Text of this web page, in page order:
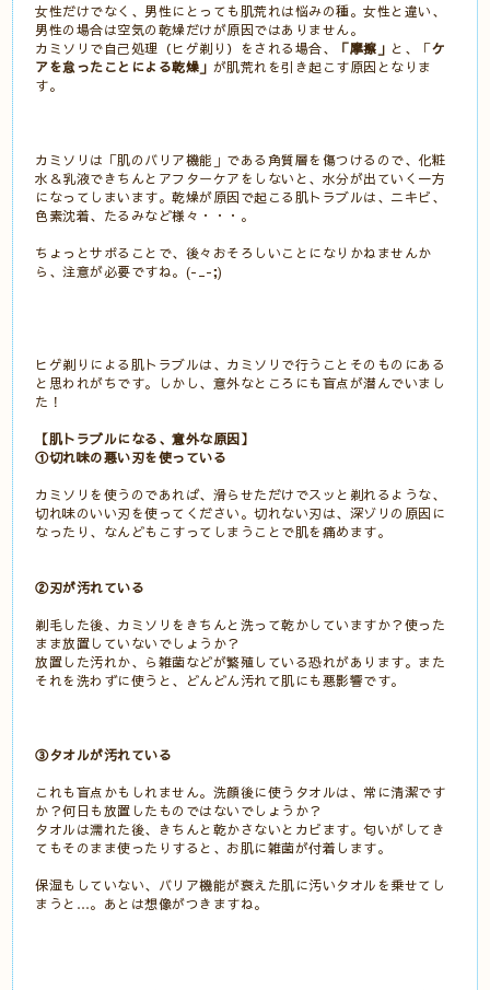
女性だけでなく、男性にとっても肌荒れは悩みの種。女性と違い、
男性の場合は空気の乾燥だけが原因ではありません。
カミソリで自己処理（ヒゲ剃り）をされる場合、
「摩擦」 と、「ケ
アを怠ったことによる乾燥」 が肌荒れを引き起こす原因となりま
す。
カミソリは「肌のバリア機能」である角質層を傷つけるので、化粧
水＆乳液できちんとアフターケアをしないと、水分が出ていく一方
になってしまいます。乾燥が原因で起こる肌トラブルは、ニキビ、
色素沈着、たるみなど様々・・・。
ちょっとサボることで、後々おそろしいことになりかねませんか
ら、注意が必要ですね。(-_-;)
ヒゲ剃りによる肌トラブルは、カミソリで行うことそのものにある
と思われがちです。しかし、意外なところにも盲点が潜んでいまし
た！
【肌トラブルになる、意外な原因】
①切れ味の悪い刃を使っている
カミソリを使うのであれば、滑らせただけでスッと剃れるような、
切れ味のいい刃を使ってください。切れない刃は、深ゾリの原因に
なったり、なんどもこすってしまうことで肌を痛めます。
②刃が汚れている
剃毛した後、カミソリをきちんと洗って乾かしていますか？使った
まま放置していないでしょうか？
放置した汚れか、ら雑菌などが繁殖している恐れがあります。また
それを洗わずに使うと、どんどん汚れて肌にも悪影響です。
③タオルが汚れている
これも盲点かもしれません。洗顔後に使うタオルは、常に清潔です
か？何日も放置したものではないでしょうか？
タオルは濡れた後、きちんと乾かさないとカビます。匂いがしてき
てもそのまま使ったりすると、お肌に雑菌が付着します。
保湿もしていない、バリア機能が衰えた肌に汚いタオルを乗せてし
まうと…。あとは想像がつきますね。